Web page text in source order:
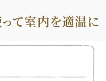
て室内を適温に